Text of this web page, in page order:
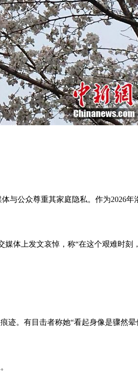
体与公众尊重其家庭隐私。作为2026
媒体上发文哀悼，称“在这个艰难时
。有目击者称她“看起身像是骤然